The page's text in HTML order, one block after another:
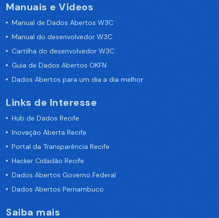
Manuais e Vídeos
Manual de Dados Abertos W3C
Manual do desenvolvedor W3C
Cartilha do desenvolvedor W3C
Guia de Dados Abertos OKFN
Dados Abertos para um dia a dia melhor
Links de Interesse
Hub de Dados Recife
Inovação Aberta Recife
Portal da Transparência Recife
Hacker Cidadão Recife
Dados Abertos Governo Federal
Dados Abertos Pernambuco
Saiba mais